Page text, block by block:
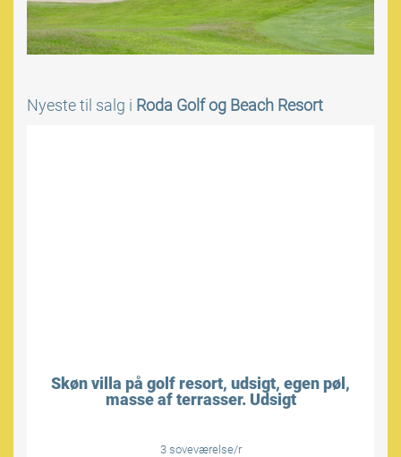
Nyeste til salg i Roda Golf og Beach Resort
Skøn villa på golf resort, udsigt, egen pøl,
masse af terrasser. Udsigt
3 soveværelse/r